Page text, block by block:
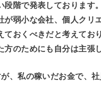
階で発表しております。
弱小な会社、個人クリ
おくべきだと考えてお
のためにも自分は主張
、私の稼いだお金で、